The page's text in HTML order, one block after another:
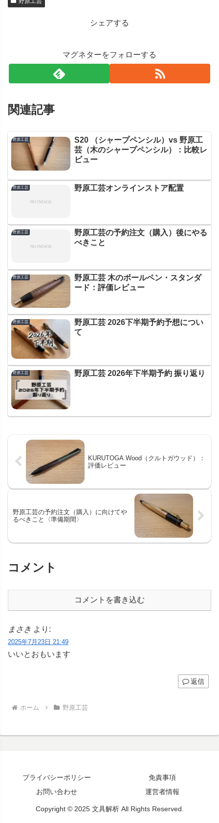
シェアする
マグネターをフォローする
関連記事
野原工芸
S20 （シャープペンシル）vs 野原工
芸（木のシャープペンシル）：比較レ
ビュー
野原工芸 野原工芸オンラインストア配置
野原工芸
野原工芸の予約注文（購入）後にやる
べきこと
野原工芸
野原工芸 木のボールペン・スタンダ
ード：評価レビュー
野原工芸
野原工芸 2026下半期予約予想につい
て
野原工芸 野原工芸 2026年下半期予約 振り返り
KURUTOGA Wood（クルトガウッド）：
評価レビュー
野原工芸の予約注文（購入）に向けてや
るべきこと〈準備期間〉
コメント
コメントを書き込む
まさき より:
2025年7月23日 21:49
いいとおもいます
返信
ホーム 野原工芸
プライバシーポリシー
免責事項
お問い合わせ
運営者情報
Copyright © 2025 文具解析 All Rights Reserved.